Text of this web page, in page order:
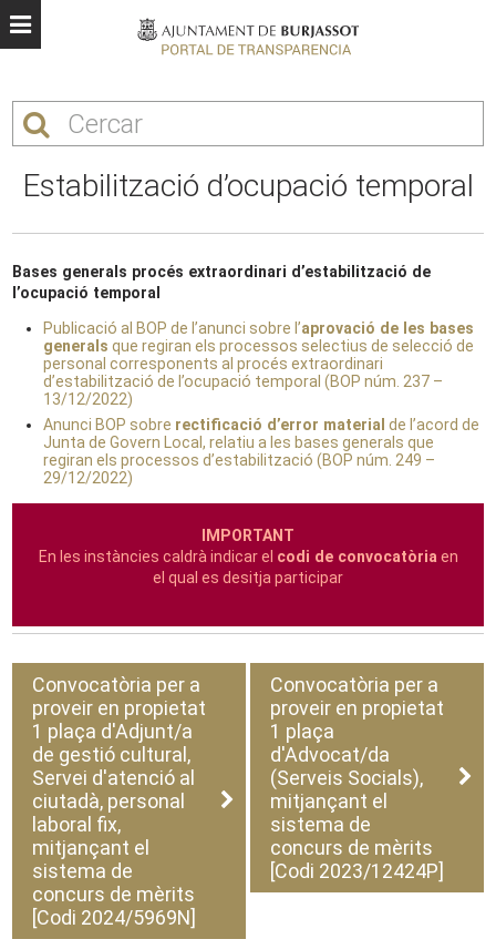
Estabilització d’ocupació temporal
Bases generals procés extraordinari d’estabilització de
l’ocupació temporal
Publicació al BOP de l’anunci sobre l’aprovació de les bases
generals que regiran els processos selectius de selecció de
personal corresponents al procés extraordinari
d’estabilització de l’ocupació temporal (BOP núm. 237 –
13/12/2022)
Anunci BOP sobre rectificació d’error material de l’acord de
Junta de Govern Local, relatiu a les bases generals que
regiran els processos d’estabilització (BOP núm. 249 –
29/12/2022)
IMPORTANT
En les instàncies caldrà indicar el codi de convocatòria en
el qual es desitja participar
Convocatòria per a
proveir en propietat
1 plaça d'Adjunt/a
de gestió cultural,
Servei d'atenció al
ciutadà, personal
laboral fix,
mitjançant el
sistema de
concurs de mèrits
[Codi 2024/5969N]
Convocatòria per a
proveir en propietat
1 plaça
d'Advocat/da
(Serveis Socials),
mitjançant el
sistema de
concurs de mèrits
[Codi 2023/12424P]